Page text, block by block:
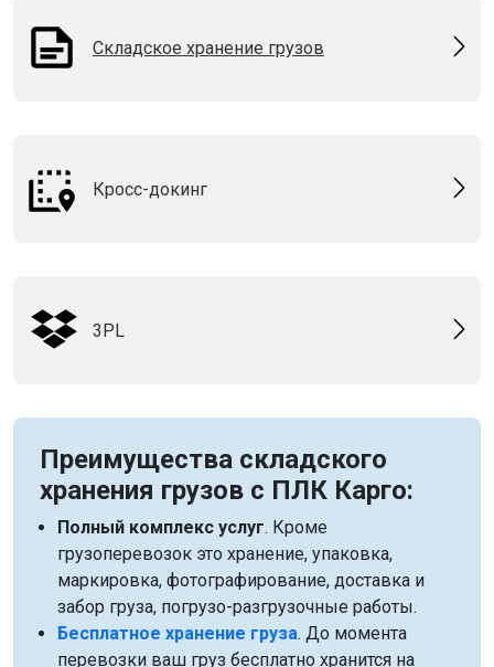
Складское хранение грузов
Кросс-докинг
3PL
Преимущества складского
хранения грузов с ПЛК Карго:
Полный комплекс услуг. Кроме
грузоперевозок это хранение, упаковка,
маркировка, фотографирование, доставка и
забор груза, погрузо-разгрузочные работы.
Бесплатное хранение груза. До момента
перевозки ваш груз бесплатно хранится на